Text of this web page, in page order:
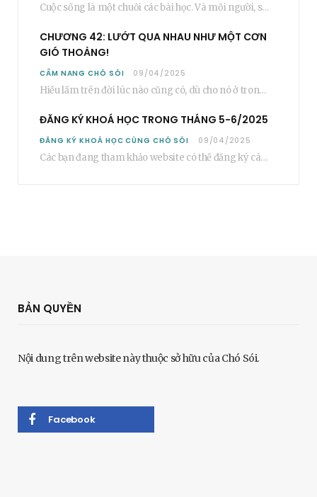
Cuộc sống là một chuỗi các bài học. Và mỗi người, sẽ phải học rất…
CHƯƠNG 42: LƯỚT QUA NHAU NHƯ MỘT CƠN
GIÓ THOẢNG!
CẨM NANG CHÓ SÓI 09/04/2025
Hiểu lầm trên đời lúc nào cũng có, dù cho nó ở trong một mối…
ĐĂNG KÝ KHOÁ HỌC TRONG THÁNG 5-6/2025
ĐĂNG KÝ KHOÁ HỌC CÙNG CHÓ SÓI 09/04/2025
Các bạn đang tham khảo website có thể đăng ký các khoá học cơ bản…
BẢN QUYỀN
Nội dung trên website này thuộc sở hữu của Chó Sói.
Facebook